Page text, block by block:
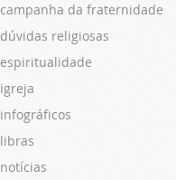
campanha da fraternidade
dúvidas religiosas
espiritualidade
igreja
infográficos
libras
notícias